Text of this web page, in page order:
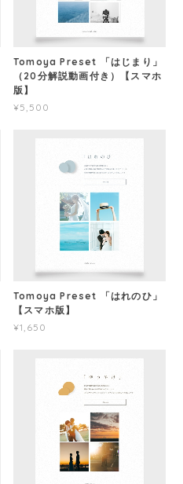
Tomoya Preset 「はじまり」
（20分解説動画付き）【スマホ
版】
¥5,500
Tomoya Preset 「はれのひ」
【スマホ版】
¥1,650